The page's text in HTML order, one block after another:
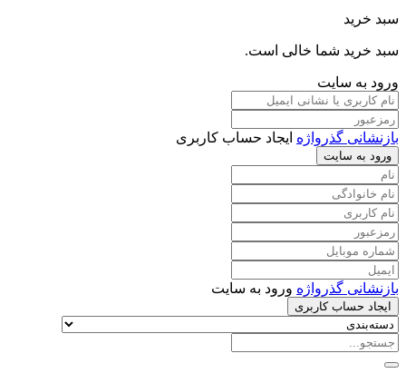
سبد خرید
سبد خرید شما خالی است.
ورود به سایت
بازنشانی گذرواژه ایجاد حساب کاربری
ورود به سایت
بازنشانی گذرواژه ورود به سایت
ایجاد حساب کاربری